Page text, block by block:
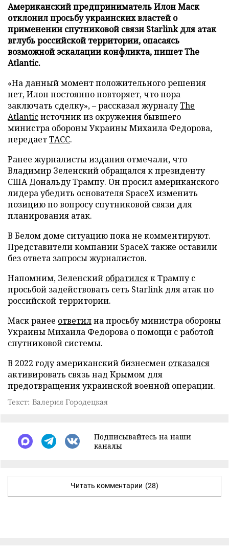
Американский предприниматель Илон Маск
отклонил просьбу украинских властей о
применении спутниковой связи Starlink для атак
вглубь российской территории, опасаясь
возможной эскалации конфликта, пишет The
Atlantic.
«На данный момент положительного решения
нет, Илон постоянно повторяет, что пора
заключать сделку», – рассказал журналуThe
Atlanticисточник из окружения бывшего
министра обороны Украины Михаила Федорова,
передаетТАСС.
Ранее журналисты издания отмечали, что
Владимир Зеленский обращался к президенту
США Дональду Трампу. Он просил американского
лидера убедить основателя SpaceX изменить
позицию по вопросу спутниковой связи для
планирования атак.
В Белом доме ситуацию пока не комментируют.
Представители компании SpaceX также оставили
без ответа запросы журналистов.
Напомним, Зеленский обратилсяк Трампу с
просьбой задействовать сеть Starlink для атак по
российской территории.
Маск ранее ответилна просьбу министра обороны
Украины Михаила Федорова о помощи с работой
спутниковой системы.
В 2022 году американский бизнесмен отказался
активировать связь над Крымом для
предотвращения украинской военной операции.
Текст: Валерия Городецкая
Подписывайтесь на наши
каналы
Читать комментарии (28)